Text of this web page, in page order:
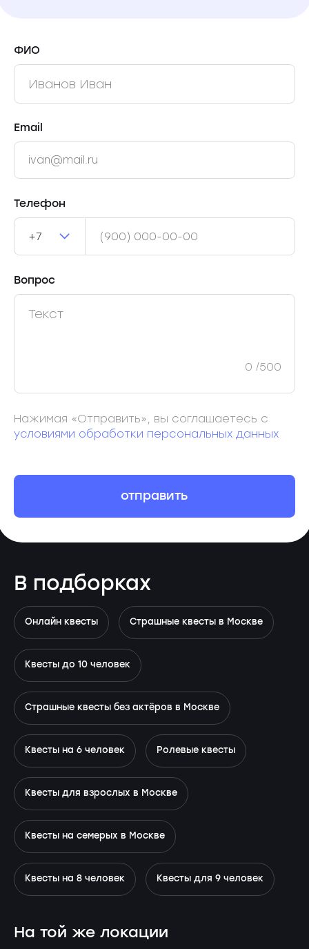
ФИО
Email
Телефон
+7
Вопрос
0 /500
Нажимая «Отправить», вы соглашаетесь с
условиями обработки персональных данных
отправить
В подборках
Онлайн квесты Страшные квесты в Москве
Квесты до 10 человек
Страшные квесты без актёров в Москве
Квесты на 6 человек Ролевые квесты
Квесты для взрослых в Москве
Квесты на семерых в Москве
Квесты на 8 человек Квесты для 9 человек
На той же локации